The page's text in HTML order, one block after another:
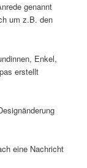
genannt
um z.B. den
Enkel,
erstellt
eine Nachricht